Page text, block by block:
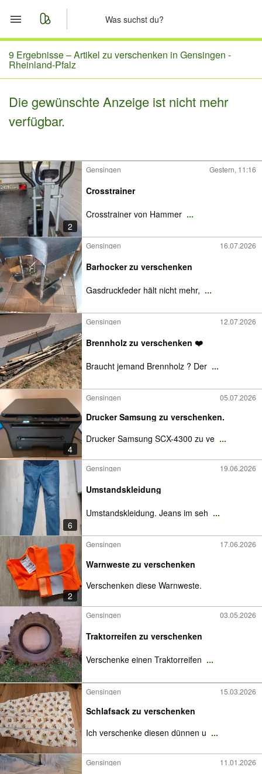
Start
Merkliste
Nachrichten
9 Ergebnisse –Artikel zu verschenken in Gensingen -
Rheinland-Pfalz
Die gewünschte Anzeige ist nicht mehr
verfügbar.
2
Gensingen Gestern, 11:16
Crosstrainer
Crosstrainer von Hammer ...
Gensingen 16.07.2026
Barhocker zu verschenken
Gasdruckfeder hält nicht mehr, ...
Gensingen 12.07.2026
Brennholz zu verschenken ❤️
Braucht jemand Brennholz ? Der ...
4
Gensingen 05.07.2026
Drucker Samsung zu verschenken.
Drucker Samsung SCX-4300 zu ve ...
6
Gensingen 19.06.2026
Umstandskleidung
Umstandskleidung. Jeans im seh ...
2
Gensingen 17.06.2026
Warnweste zu verschenken
Verschenken diese Warnweste.
Gensingen 03.05.2026
Traktorreifen zu verschenken
Verschenke einen Traktorreifen ...
Gensingen 15.03.2026
Schlafsack zu verschenken
Ich verschenke diesen dünnen u ...
Gensingen 11.01.2026